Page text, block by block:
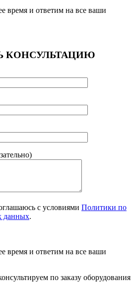
время и ответим на все ваши
КОНСУЛЬТАЦИЮ
с условиями Политики по
данных.
время и ответим на все ваши
по заказу оборудования